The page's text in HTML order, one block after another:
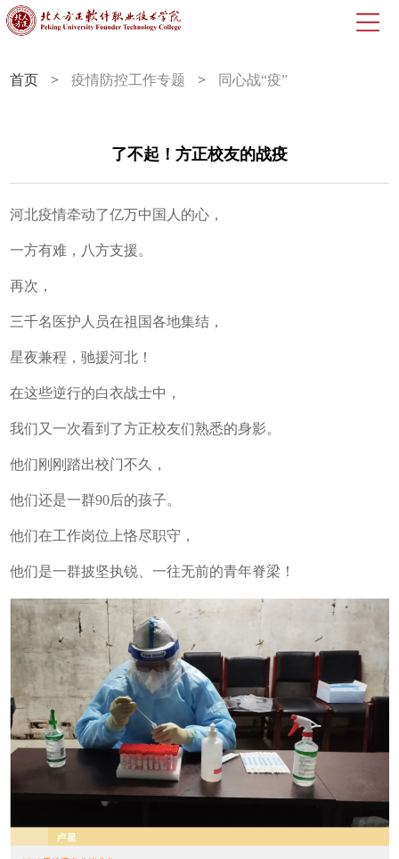
首页 > 疫情防控工作专题 > 同心战“疫”
了不起！方正校友的战疫
河北疫情牵动了亿万中国人的心，
一方有难，八方支援。
再次，
三千名医护人员在祖国各地集结，
星夜兼程，驰援河北！
在这些逆行的白衣战士中，
我们又一次看到了方正校友们熟悉的身影。
他们刚刚踏出校门不久，
他们还是一群90后的孩子。
他们在工作岗位上恪尽职守，
他们是一群披坚执锐、一往无前的青年脊梁！